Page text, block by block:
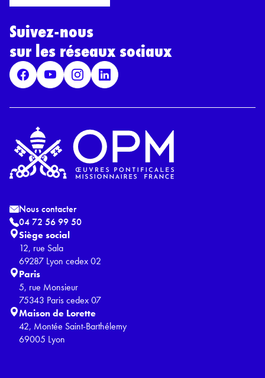
l
R
P
D
*
Suivez-nous
sur les réseaux sociaux
Nous contacter
04 72 56 99 50
Siège social
12, rue Sala
69287 Lyon cedex 02
Paris
5, rue Monsieur
75343 Paris cedex 07
Maison de Lorette
42, Montée Saint-Barthélemy
69005 Lyon